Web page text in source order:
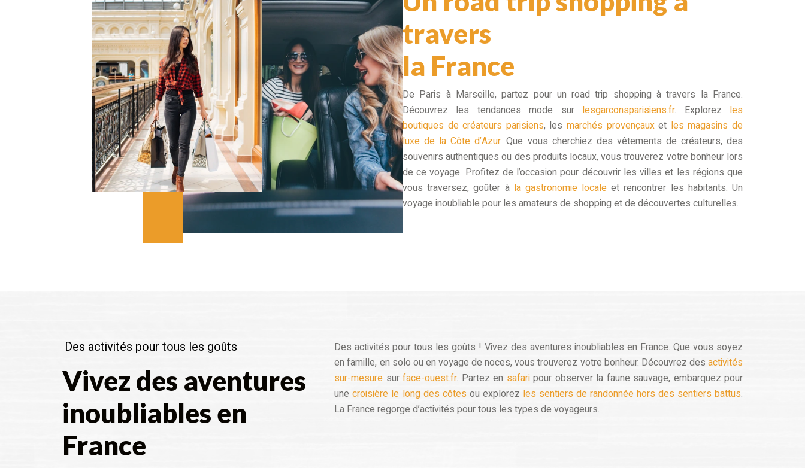
travers
la France
De Paris à Marseille, partez pour un road trip shopping à travers la France.
Découvrez les tendances mode sur lesgarconsparisiens.fr. Explorez les
boutiques de créateurs parisiens, lesmarchés provençauxet les magasins de
luxe de la Côte d’Azur. Que vous cherchiez des vêtements de créateurs, des
souvenirs authentiques ou des produits locaux, vous trouverez votre bonheur lors
de ce voyage. Profitez de l’occasion pour découvrir les villes et les régions que
vous traversez, goûter à la gastronomie locale et rencontrer les habitants. Un
voyage inoubliable pour les amateurs de shopping et de découvertes culturelles.
Des activités pour tous les goûts
Vivez des aventures
inoubliables en
France
Des activités pour tous les goûts ! Vivez des aventures inoubliables en France. Que vous soyez
en famille, en solo ou en voyage de noces, vous trouverez votre bonheur. Découvrez des activités
sur-mesure surface-ouest.fr. Partez en safaripour observer la faune sauvage, embarquez pour
unecroisière le long des côtesou explorez les sentiers de randonnée hors des sentiers battus.
La France regorge d’activités pour tous les types de voyageurs.